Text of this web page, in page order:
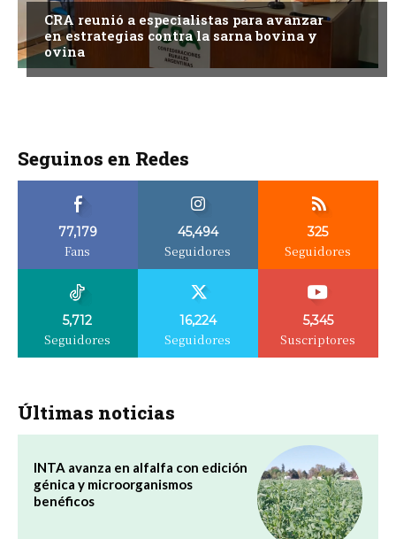
CRA reunió a especialistas para avanzar
en estrategias contra la sarna bovina y
ovina
Seguinos en Redes
77,179
Fans
45,494
Seguidores
325
Seguidores
5,712
Seguidores
16,224
Seguidores
5,345
Suscriptores
Últimas noticias
INTA avanza en alfalfa con edición
génica y microorganismos
benéficos